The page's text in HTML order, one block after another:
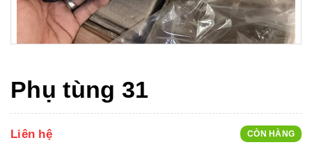
Phụ tùng 31
Liên hệ CÒN HÀNG